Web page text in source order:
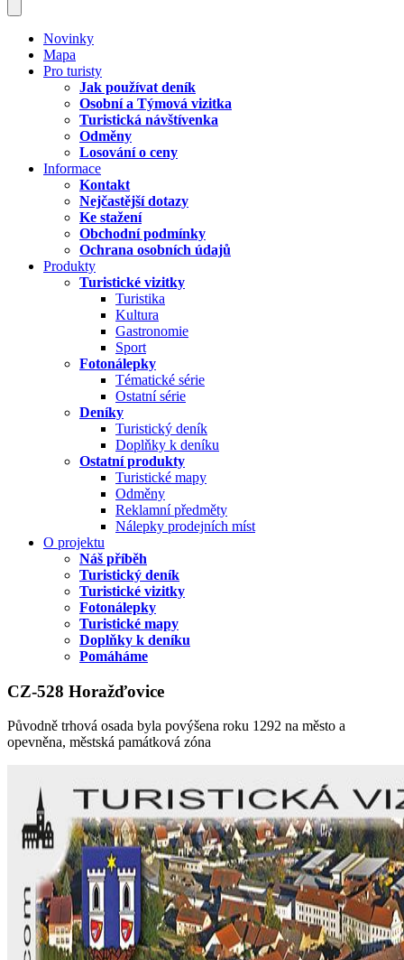
Novinky
Mapa
Pro turisty
Jak používat deník
Osobní a Týmová vizitka
Turistická návštívenka
Odměny
Losování o ceny
Informace
Kontakt
Nejčastější dotazy
Ke stažení
Obchodní podmínky
Ochrana osobních údajů
Produkty
Turistické vizitky
Turistika
Kultura
Gastronomie
Sport
Fotonálepky
Tématické série
Ostatní série
Deníky
Turistický deník
Doplňky k deníku
Ostatní produkty
Turistické mapy
Odměny
Reklamní předměty
Nálepky prodejních míst
O projektu
Náš příběh
Turistický deník
Turistické vizitky
Fotonálepky
Turistické mapy
Doplňky k deníku
Pomáháme
CZ-528 Horažďovice
Původně trhová osada byla povýšena roku 1292 na město a
opevněna, městská památková zóna